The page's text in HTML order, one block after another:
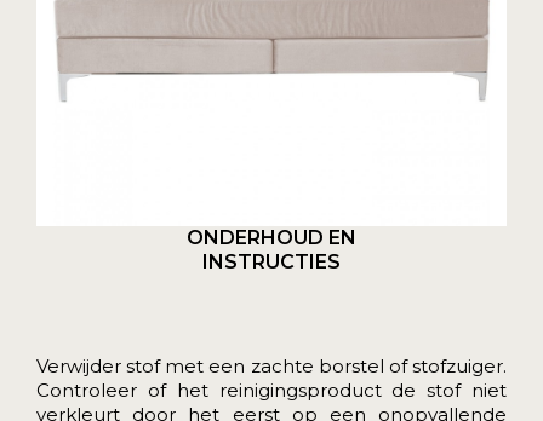
ONDERHOUD EN
INSTRUCTIES
Verwijder stof met een zachte borstel of stofzuiger.
Controleer of het reinigingsproduct de stof niet
verkleurt door het eerst op een onopvallende